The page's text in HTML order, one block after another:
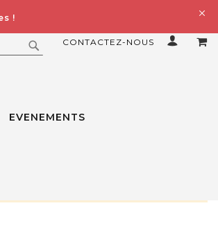
!
CONTACTEZ-NOUS
EVENEMENTS